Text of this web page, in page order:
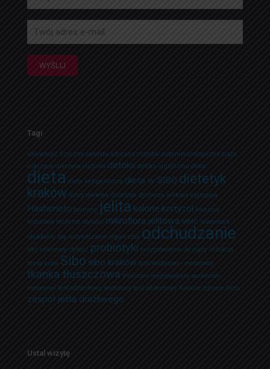
Tagi
aktywność fizyczna candida albicans choroba autoimmunologiczna ciąża
cukrzyca cukrzyca ciążowa detoks detoks organizmu detox
dieta dieta ketogeniczna dieta w SIBO dietetyk
kraków dobry dietetyk drożdżak dysbioza jelitowa epilepsja
Hashimoto hormony jelita kalorie kortyzol kwasica
ketonowa leczenie otyłości mikroflora jelitowa MMC noworodek
objadanie się oczyszczanie organizmu odchudzanie
olej kokosowy otyłość probiotyki przygotowanie do ciąży redukcja
masy ciała Sibo sibo kraków test wodorowo - metanowy
tkanka tłuszczowa trawienie weglowodany wodorowo-
metanowy test oddechowy wodorowy test oddechowy Kraków zdrowa dieta
zespół jelita drażliwego
Ustal wizytę